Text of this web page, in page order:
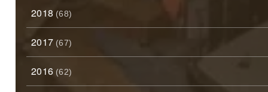
2018 (68)
2017 (67)
2016 (62)